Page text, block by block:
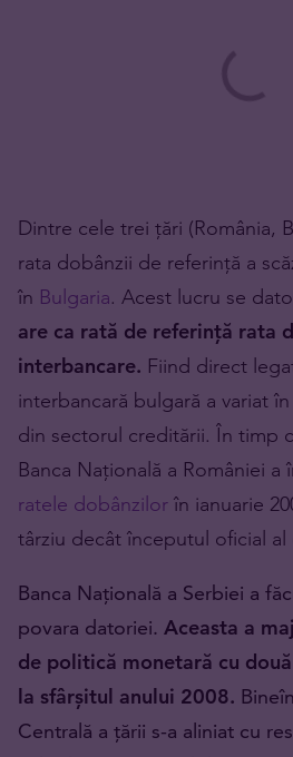
Dintre cele trei țări (România,
rata dobânzii de referință a
în Bulgaria. Acest lucru se
are ca rată de referință rata
interbancare. Fiind direct
interbancară bulgară a variat
din sectorul creditării. În timp
Banca Națională a României a
ratele dobânzilor în ianuarie
târziu decât începutul oficial al
Banca Națională a Serbiei a
povara datoriei. Aceasta a
de politică monetară cu
la sfârșitul anului 2008.
Centrală a țării s-a aliniat cu